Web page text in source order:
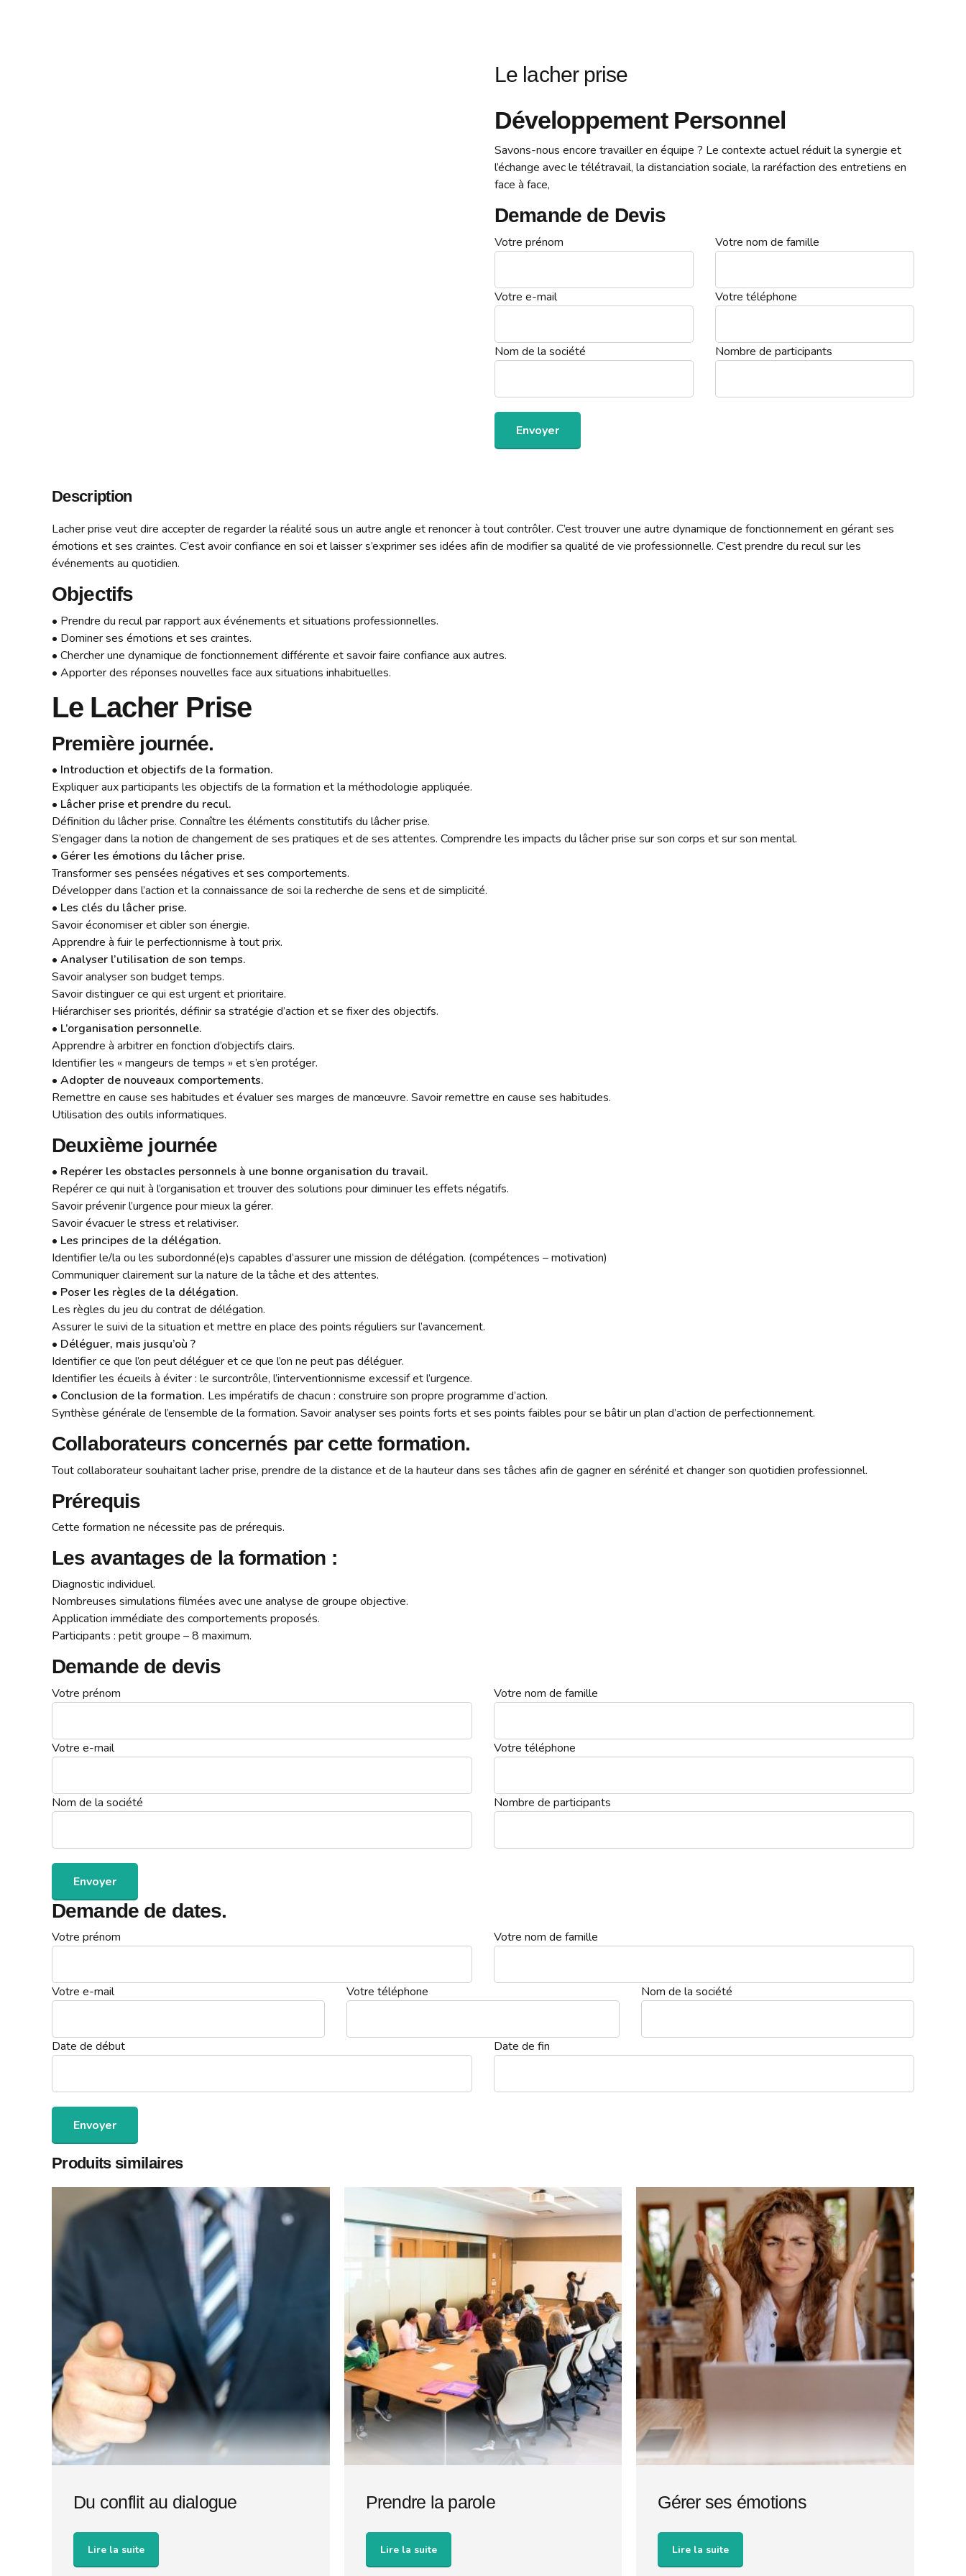
Le lacher prise
Développement Personnel
Savons-nous encore travailler en équipe ? Le contexte actuel réduit la synergie et
l’échange avec le télétravail, la distanciation sociale, la raréfaction des entretiens en
face à face,
Demande de Devis
Votre prénom Votre nom de famille
Votre e-mail Votre téléphone
Nom de la société Nombre de participants
Description
Lacher prise veut dire accepter de regarder la réalité sous un autre angle et renoncer à tout contrôler. C’est trouver une autre dynamique de fonctionnement en gérant ses
émotions et ses craintes. C’est avoir confiance en soi et laisser s’exprimer ses idées afin de modifier sa qualité de vie professionnelle. C’est prendre du recul sur les
événements au quotidien.
Objectifs
• Prendre du recul par rapport aux événements et situations professionnelles.
• Dominer ses émotions et ses craintes.
• Chercher une dynamique de fonctionnement différente et savoir faire confiance aux autres.
• Apporter des réponses nouvelles face aux situations inhabituelles.
Le Lacher Prise
Première journée.
• Introduction et objectifs de la formation.
Expliquer aux participants les objectifs de la formation et la méthodologie appliquée.
• Lâcher prise et prendre du recul.
Définition du lâcher prise. Connaître les éléments constitutifs du lâcher prise.
S’engager dans la notion de changement de ses pratiques et de ses attentes. Comprendre les impacts du lâcher prise sur son corps et sur son mental.
• Gérer les émotions du lâcher prise.
Transformer ses pensées négatives et ses comportements.
Développer dans l’action et la connaissance de soi la recherche de sens et de simplicité.
• Les clés du lâcher prise.
Savoir économiser et cibler son énergie.
Apprendre à fuir le perfectionnisme à tout prix.
• Analyser l’utilisation de son temps.
Savoir analyser son budget temps.
Savoir distinguer ce qui est urgent et prioritaire.
Hiérarchiser ses priorités, définir sa stratégie d’action et se fixer des objectifs.
• L’organisation personnelle.
Apprendre à arbitrer en fonction d’objectifs clairs.
Identifier les « mangeurs de temps » et s’en protéger.
• Adopter de nouveaux comportements.
Remettre en cause ses habitudes et évaluer ses marges de manœuvre. Savoir remettre en cause ses habitudes.
Utilisation des outils informatiques.
Deuxième journée
• Repérer les obstacles personnels à une bonne organisation du travail.
Repérer ce qui nuit à l’organisation et trouver des solutions pour diminuer les effets négatifs.
Savoir prévenir l’urgence pour mieux la gérer.
Savoir évacuer le stress et relativiser.
• Les principes de la délégation.
Identifier le/la ou les subordonné(e)s capables d’assurer une mission de délégation. (compétences – motivation)
Communiquer clairement sur la nature de la tâche et des attentes.
• Poser les règles de la délégation.
Les règles du jeu du contrat de délégation.
Assurer le suivi de la situation et mettre en place des points réguliers sur l’avancement.
• Déléguer, mais jusqu’où ?
Identifier ce que l’on peut déléguer et ce que l’on ne peut pas déléguer.
Identifier les écueils à éviter : le surcontrôle, l’interventionnisme excessif et l’urgence.
• Conclusion de la formation. Les impératifs de chacun : construire son propre programme d’action.
Synthèse générale de l’ensemble de la formation. Savoir analyser ses points forts et ses points faibles pour se bâtir un plan d’action de perfectionnement.
Collaborateurs concernés par cette formation.
Tout collaborateur souhaitant lacher prise, prendre de la distance et de la hauteur dans ses tâches afin de gagner en sérénité et changer son quotidien professionnel.
Prérequis
Cette formation ne nécessite pas de prérequis.
Les avantages de la formation :
Diagnostic individuel.
Nombreuses simulations filmées avec une analyse de groupe objective.
Application immédiate des comportements proposés.
Participants : petit groupe – 8 maximum.
Demande de devis
Votre prénom Votre nom de famille
Votre e-mail Votre téléphone
Nom de la société Nombre de participants
Demande de dates.
Votre prénom Votre nom de famille
Votre e-mail Votre téléphone Nom de la société
Date de début Date de fin
Produits similaires
Du conflit au dialogue
Lire la suite
Prendre la parole
Lire la suite
Gérer ses émotions
Lire la suite